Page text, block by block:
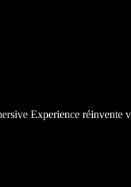
Experience réinvente